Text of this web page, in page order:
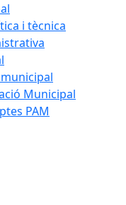
i tècnica
Municipal
PAM